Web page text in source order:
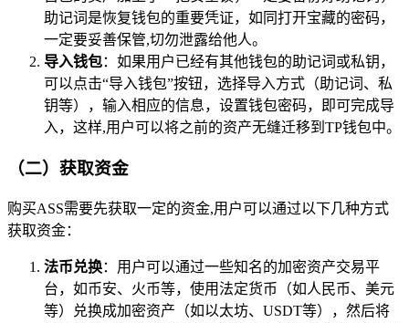
助记词是恢复钱包的重要凭证，如同打开宝藏的密码，
一定要妥善保管,切勿泄露给他人。
导入钱包：如果用户已经有其他钱包的助记词或私钥，
可以点击“导入钱包”按钮，选择导入方式（助记词、私
钥等），输入相应的信息，设置钱包密码，即可完成导
入，这样,用户可以将之前的资产无缝迁移到TP钱包中。
（二）获取资金
购买ASS需要先获取一定的资金,用户可以通过以下几种方式
获取资金：
法币兑换：用户可以通过一些知名的加密资产交易平
台，如币安、火币等，使用法定货币（如人民币、美元
等）兑换成加密资产（如以太坊、USDT等），然后将